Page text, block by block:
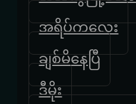
အရိပ်ကလေး
ချစ်မိနေပြီ
ဒီမိုး